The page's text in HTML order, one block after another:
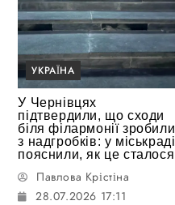
УКРАЇНА
У Чернівцях
підтвердили, що сходи
біля філармонії зробили
з надгробків: у міськраді
пояснили, як це сталося
Павлова Крістіна
28.07.2026 17:11